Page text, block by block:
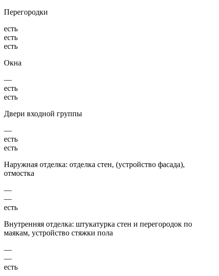
Перегородки
есть
есть
есть
Окна
—
есть
есть
Двери входной группы
—
есть
есть
Наружная отделка: отделка стен, (устройство фасада),
отмостка
—
—
есть
Внутренняя отделка: штукатурка стен и перегородок по
маякам, устройство стяжки пола
—
—
есть